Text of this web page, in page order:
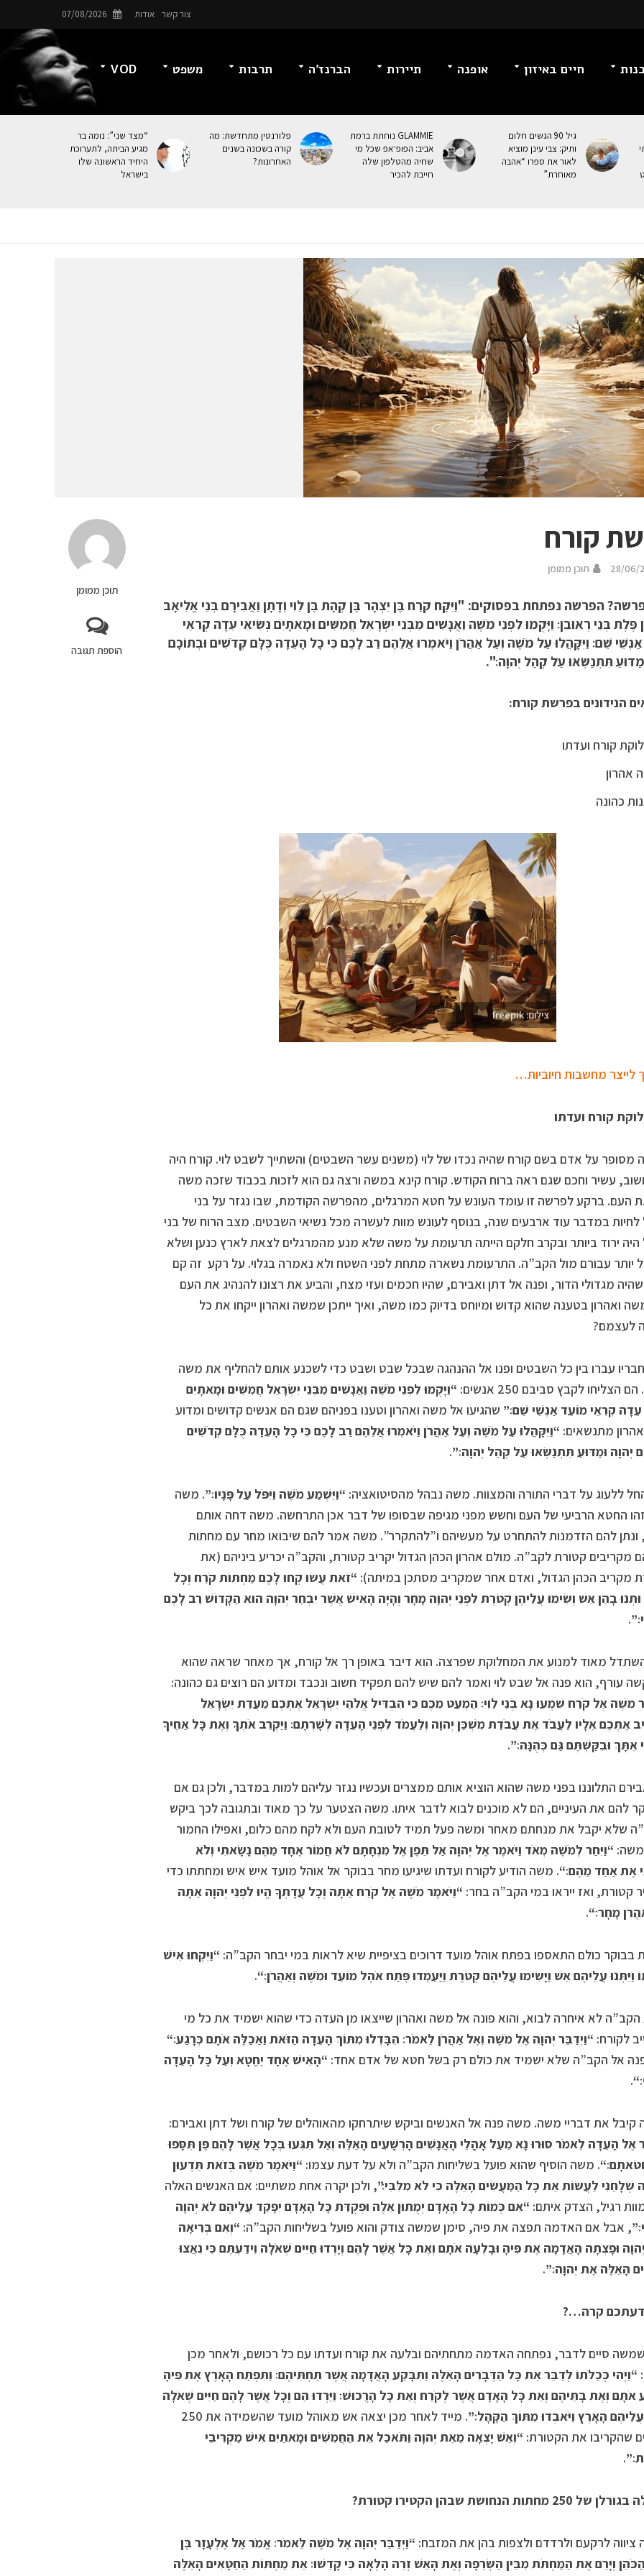
צור קשר אודות 07/08/2026
חיים באיזון אופנה תיירות הברנז’ה תרבות משפט VOD
גיל 90 הגשים חלום
ותיק: צבי עינן מוציא
לאור את ספרו “אהבה
מאוחרת”
GLAMMIE נוחתת ברמת
אביב: הפופ־אפ שכל מי
שחיה מהטלפון שלה
חייבת להכיר
פלורנטין מתחדשת: מה
קורה בשכונה בשנים
האחרונות?
“מצד שני”: נומה בר
מגיע הביתה, לתערוכת
היחיד הראשונה שלו
בישראל
תוכן ממומן
הוספת תגובה
קורח
28/06/ תוכן ממומן
הפרשה נפתחת בפסוקים: "וַיִּקַּח קֹרַח בֶּן יִצְהָר בֶּן קְהָת בֶּן לֵוִי וְדָתָן וַאֲבִירָם בְּנֵי אֱלִיאָב
פֶּלֶת בְּנֵי רְאוּבֵן׃ וַיָּקֻמוּ לִפְנֵי מֹשֶׁה וַאֲנָשִׁים מִבְּנֵי יִשְׂרָאֵל חֲמִשִּׁים וּמָאתָיִם נְשִׂיאֵי עֵדָה קְרִאֵי
שֵׁם׃ וַיִּקָּהֲלוּ עַל מֹשֶׁה וְעַל אַהֲרֹן וַיֹּאמְרוּ אֲלֵהֶם רַב לָכֶם כִּי כָל הָעֵדָה כֻּלָּם קְדֹשִׁים וּבְתוֹכָם
תִּתְנַשְּׂאוּ עַל קְהַל יְהוָה׃".
הנידונים בפרשת קורח:
קורח ועדתו
אהרון
כהונה
צילום: freepik
לייצר מחשבות חיוביות…
קורח ועדתו
מסופר על אדם בשם קורח שהיה נכדו של לוי (משנים עשר השבטים) והשתייך לשבט לוי. קורח היה
עשיר וחכם שגם ראה ברוח הקודש. קורח קינא במשה ורצה גם הוא לזכות בכבוד שזכה משה
העם. ברקע לפרשה זו עומד העונש על חטא המרגלים, מהפרשה הקודמת, שבו נגזר על בני
לחיות במדבר עוד ארבעים שנה, בנוסף לעונש מוות לעשרה מכל נשיאי השבטים. מצב הרוח של בני
היה ירוד ביותר ובקרב חלקם הייתה תרעומת על משה שלא מנע מהמרגלים לצאת לארץ כנען ושלא
יותר עבורם מול הקב”ה. התרעומת נשארה מתחת לפני השטח ולא נאמרה בגלוי. על רקע זה קם
מגדולי הדור, ופנה אל דתן ואבירם, שהיו חכמים ועזי מצח, והביע את רצונו להנהיג את העם
ואהרון בטענה שהוא קדוש ומיוחס בדיוק כמו משה, ואיך ייתכן שמשה ואהרון ייקחו את כל
לעצמם?
עברו בין כל השבטים ופנו אל ההנהגה שבכל שבט ושבט כדי לשכנע אותם להחליף את משה
הצליחו לקבץ סביבם 250 אנשים:
“וַיָּקֻמוּ לִפְנֵי מֹשֶׁה וַאֲנָשִׁים מִבְּנֵי יִשְׂרָאֵל חֲמִשִּׁים וּמָאתָיִם
עֵדָה קְרִאֵי מוֹעֵד אַנְשֵׁי שֵׁם׃” שהגיעו אל משה ואהרון וטענו בפניהם שגם הם אנשים קדושים ומדוע
מתנשאים: “וַיִּקָּהֲלוּ עַל מֹשֶׁה וְעַל אַהֲרֹן וַיֹּאמְרוּ אֲלֵהֶם רַב לָכֶם כִּי כָל הָעֵדָה כֻּלָּם קְדֹשִׁים
יְהוָה וּמַדּוּעַ תִּתְנַשְּׂאוּ עַל קְהַל יְהוָה׃”.
ללעוג על דברי התורה והמצוות. משה נבהל מהסיטואציה: “וַיִּשְׁמַע מֹשֶׁה וַיִּפֹּל עַל פָּנָיו׃”. משה
החטא הרביעי של העם וחשש מפני מגיפה שבסופו של דבר אכן התרחשה. משה דחה אותם
להם הזדמנות להתחרט על מעשיהם ו”להתקרר”. משה אמר להם שיבואו מחר עם מחתות
מקריבים קטורת לקב”ה. מולם אהרון הכהן הגדול יקריב קטורת, והקב”ה יכריע ביניהם (את
מקריב הכהן הגדול, ואדם אחר שמקריב מסתכן במיתה): “זֹאת עֲשׂוּ קְחוּ לָכֶם מַחְתּוֹת קֹרַח וְכָל
וּתְנוּ בָהֵן אֵשׁ וְשִׂימוּ עֲלֵיהֶן קְטֹרֶת לִפְנֵי יְהוָה מָחָר וְהָיָה הָאִישׁ אֲשֶׁר יִבְחַר יְהוָה הוּא הַקָּדוֹשׁ רַב לָכֶם
.
מאוד למנוע את המחלוקת שפרצה. הוא דיבר באופן רך אל קורח, אך מאחר שראה שהוא
עורף, הוא פנה אל שבט לוי ואמר להם שיש להם תפקיד חשוב ונכבד ומדוע הם רוצים גם כהונה:
מֹשֶׁה אֶל קֹרַח שִׁמְעוּ נָא בְּנֵי לֵוִי׃ הַמְעַט מִכֶּם כִּי הִבְדִּיל אֱלֹהֵי יִשְׂרָאֵל אֶתְכֶם מֵעֲדַת יִשְׂרָאֵל
אֶתְכֶם אֵלָיו לַעֲבֹד אֶת עֲבֹדַת מִשְׁכַּן יְהוָה וְלַעֲמֹד לִפְנֵי הָעֵדָה לְשָׁרְתָם׃ וַיַּקְרֵב אֹתְךָ וְאֶת כָּל אַחֶיךָ
אִתָּךְ וּבִקַּשְׁתֶּם גַּם כְּהֻנָּה׃”.
התלוננו בפני משה שהוא הוציא אותם ממצרים ועכשיו נגזר עליהם למות במדבר, ולכן גם אם
להם את העיניים, הם לא מוכנים לבוא לדבר איתו. משה הצטער על כך מאוד ובתגובה לכך ביקש
שלא יקבל את מנחתם מאחר ומשה פעל תמיד לטובת העם ולא לקח מהם כלום, ואפילו החמור
“וַיִּחַר לְמֹשֶׁה מְאֹד וַיֹּאמֶר אֶל יְהוָה אַל תֵּפֶן אֶל מִנְחָתָם לֹא חֲמוֹר אֶחָד מֵהֶם נָשָׂאתִי וְלֹא
אֶת אַחַד מֵהֶם׃“. משה הודיע לקורח ועדתו שיגיעו מחר בבוקר אל אוהל מועד איש איש ומחתתו כדי
קטורת, ואז ייראו במי הקב”ה בחר: “וַיֹּאמֶר מֹשֶׁה אֶל קֹרַח אַתָּה וְכָל עֲדָתְךָ הֱיוּ לִפְנֵי יְהוָה אַתָּה
מָחָר׃“
.
בבוקר כולם התאספו בפתח אוהל מועד דרוכים בציפיית שיא לראות במי יבחר הקב”ה: “וַיִּקְחוּ אִישׁ
וַיִּתְּנוּ עֲלֵיהֶם אֵשׁ וַיָּשִׂימוּ עֲלֵיהֶם קְטֹרֶת וַיַּעַמְדוּ פֶּתַח אֹהֶל מוֹעֵד וּמֹשֶׁה וְאַהֲרֹן׃“
.
הקב”ה לא איחרה לבוא, והוא פונה אל משה ואהרון שייצאו מן העדה כדי שהוא ישמיד את כל מי
לקורח: “וַיְדַבֵּר יְהוָה אֶל מֹשֶׁה וְאֶל אַהֲרֹן לֵאמֹר׃ הִבָּדְלוּ מִתּוֹךְ הָעֵדָה הַזֹּאת וַאַכַלֶּה אֹתָם כְּרָגַע׃“
אל הקב”ה שלא ישמיד את כולם רק בשל חטא של אדם אחד: “הָאִישׁ אֶחָד יֶחֱטָא וְעַל כָּל הָעֵדָה
“
.
קיבל את דבריי משה. משה פנה אל האנשים וביקש שיתרחקו מהאוהלים של קורח ושל דתן ואבירם:
אֶל הָעֵדָה לֵאמֹר סוּרוּ נָא מֵעַל אָהֳלֵי הָאֲנָשִׁים הָרְשָׁעִים הָאֵלֶּה וְאַל תִּגְּעוּ בְּכָל אֲשֶׁר לָהֶם פֶּן תִּסָּפוּ
“. משה הוסיף שהוא פועל בשליחות הקב”ה ולא על דעת עצמו: “וַיֹּאמֶר מֹשֶׁה בְּזֹאת תֵּדְעוּן
שְׁלָחַנִי לַעֲשׂוֹת אֵת כָּל הַמַּעֲשִׂים הָאֵלֶּה כִּי לֹא מִלִּבִּי׃”, ולכן יקרה אחת משתיים: אם האנשים האלה
רגיל, הצדק איתם: “אִם כְּמוֹת כָּל הָאָדָם יְמֻתוּן אֵלֶּה וּפְקֻדַּת כָּל הָאָדָם יִפָּקֵד עֲלֵיהֶם לֹא יְהוָה
, אבל אם האדמה תפצה את פיה, סימן שמשה צודק והוא פועל בשליחות הקב”ה: “וְאִם בְּרִיאָה
וּפָצְתָה הָאֲדָמָה אֶת פִּיהָ וּבָלְעָה אֹתָם וְאֶת כָּל אֲשֶׁר לָהֶם וְיָרְדוּ חַיִּים שְׁאֹלָה וִידַעְתֶּם כִּי נִאֲצוּ
הָאֵלֶּה אֶת יְהוָה׃”.
קרה…?
סיים לדבר, נפתחה האדמה מתחתיהם ובלעה את קורח ועדתו עם כל רכושם, ולאחר מכן
“וַיְהִי כְּכַלֹּתוֹ לְדַבֵּר אֵת כָּל הַדְּבָרִים הָאֵלֶּה וַתִּבָּקַע הָאֲדָמָה אֲשֶׁר תַּחְתֵּיהֶם׃ וַתִּפְתַּח הָאָרֶץ אֶת פִּיהָ
אֹתָם וְאֶת בָּתֵּיהֶם וְאֵת כָּל הָאָדָם אֲשֶׁר לְקֹרַח וְאֵת כָּל הָרֲכוּשׁ׃ וַיֵּרְדוּ הֵם וְכָל אֲשֶׁר לָהֶם חַיִּים שְׁאֹלָה
הָאָרֶץ וַיֹּאבְדוּ מִתּוֹךְ הַקָּהָל׃”
. מייד לאחר מכן יצאה אש מאוהל מועד שהשמידה את 250
שהקריבו את הקטורת: “וְאֵשׁ יָצְאָה מֵאֵת יְהוָה וַתֹּאכַל אֵת הַחֲמִשִּׁים וּמָאתַיִם אִישׁ מַקְרִיבֵי
.
מחתות הנחושת שבהן הקטירו קטורת?
ציווה לרקעם ולרדדם ולצפות בהן את המזבח: “וַיְדַבֵּר יְהוָה אֶל מֹשֶׁה לֵּאמֹר׃ אֱמֹר אֶל אֶלְעָזָר בֶּן
וְיָרֵם אֶת הַמַּחְתֹּת מִבֵּין הַשְּׂרֵפָה וְאֶת הָאֵשׁ זְרֵה הָלְאָה כִּי קָדֵשׁוּ׃ אֵת מַחְתּוֹת הַחַטָּאִים הָאֵלֶּה